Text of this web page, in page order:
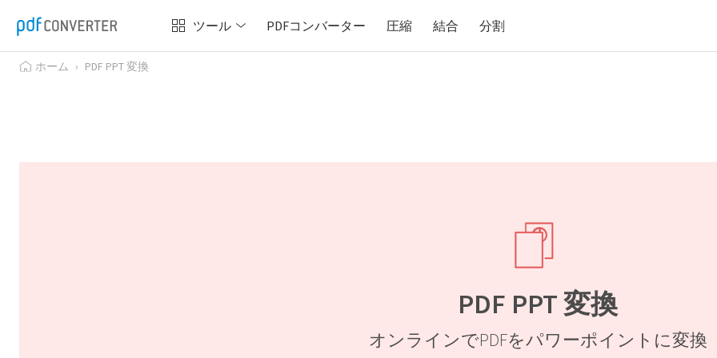
ツール PDFコンバーター 圧縮 結合 分割
ホーム › PDF PPT 変換
PDF PPT 変換
オンラインでPDFをパワーポイントに変換